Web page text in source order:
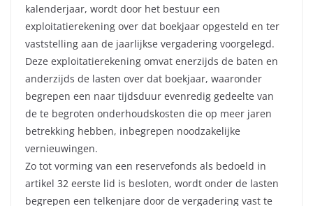
kalenderjaar, wordt door het bestuur een
exploitatierekening over dat boekjaar opgesteld en ter
vaststelling aan de jaarlijkse vergadering voorgelegd.
Deze exploitatierekening omvat enerzijds de baten en
anderzijds de lasten over dat boekjaar, waaronder
begrepen een naar tijdsduur evenredig gedeelte van
de te begroten onderhoudskosten die op meer jaren
betrekking hebben, inbegrepen noodzakelijke
vernieuwingen.
Zo tot vorming van een reservefonds als bedoeld in
artikel 32 eerste lid is besloten, wordt onder de lasten
begrepen een telkenjare door de vergadering vast te